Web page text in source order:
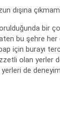
bir
bu şehre
için burayı
olan yerler
de